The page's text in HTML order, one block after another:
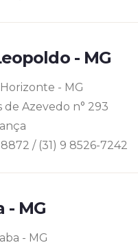
- MG
- MG
de Azevedo n° 293
/ (31) 9 8526-7242
- MG
- MG